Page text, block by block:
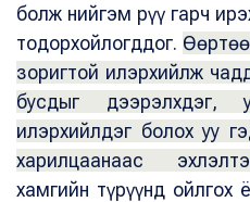
болж нийгэм рүү гарч
тодорхойлогддог.
зоригтой илэрхийлж
бусдыг дээрэлхдэг,
илэрхийлдэг болох уу
харилцаанаас
хамгийн түрүүнд